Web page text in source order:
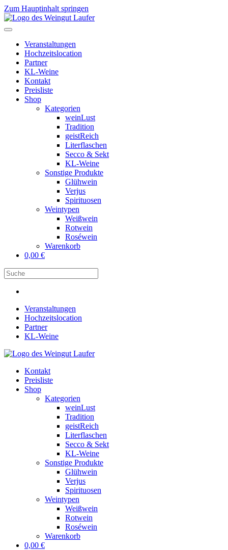
Zum Hauptinhalt springen
Veranstaltungen
Hochzeitslocation
Partner
KL-Weine
Kontakt
Preisliste
Shop
Kategorien
weinLust
Tradition
geistReich
Literflaschen
Secco & Sekt
KL-Weine
Sonstige Produkte
Glühwein
Verjus
Spirituosen
Weintypen
Weißwein
Rotwein
Roséwein
Warenkorb
0,00 €
Veranstaltungen
Hochzeitslocation
Partner
KL-Weine
Kontakt
Preisliste
Shop
Kategorien
weinLust
Tradition
geistReich
Literflaschen
Secco & Sekt
KL-Weine
Sonstige Produkte
Glühwein
Verjus
Spirituosen
Weintypen
Weißwein
Rotwein
Roséwein
Warenkorb
0,00 €